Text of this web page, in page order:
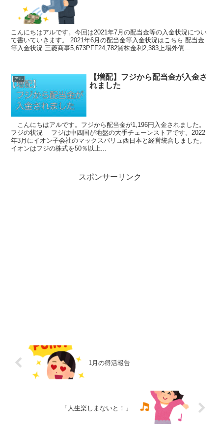
こんにちはアルです。今回は2021年7月の配当金等の入金状況につい
て書いていきます。 2021年6月の配当金等入金状況はこちら 配当金
等入金状況 三菱商事5,673PFF24,782貸株金利2,383上場外債...
アル
【増配】フジから配当金が入金さ
れました
こんにちはアルです。フジから配当金が1,196円入金されました。
フジの状況 フジは中四国が地盤の大手チェーンストアです。2022
年3月にイオン子会社のマックスバリュ西日本と経営統合しました。
イオンはフジの株式を50％以上...
スポンサーリンク
1月の得活報告
「人生楽しまないと！」